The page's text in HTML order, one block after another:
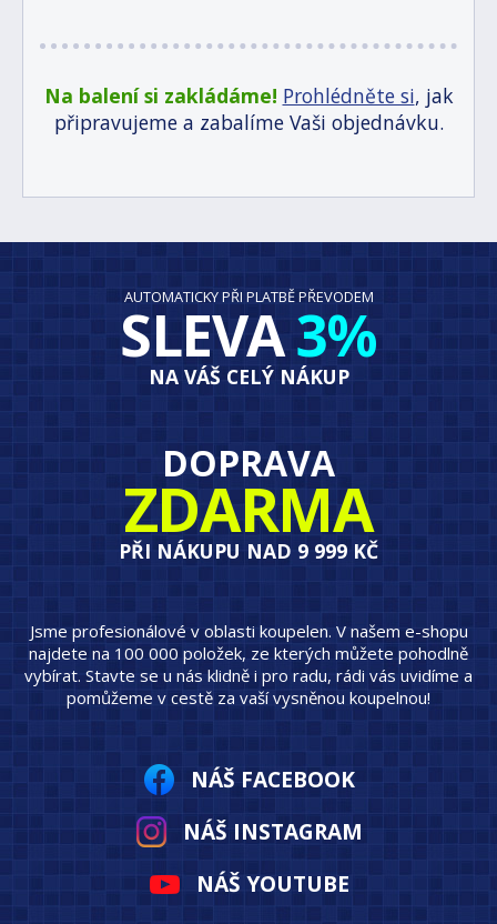
Na balení si zakládáme! Prohlédněte si, jak
připravujeme a zabalíme Vaši objednávku.
AUTOMATICKY PŘI PLATBĚ PŘEVODEM
SLEVA3%
NA VÁŠ CELÝ NÁKUP
DOPRAVA
ZDARMA
PŘI NÁKUPU NAD 9 999 KČ
Jsme profesionálové v oblasti koupelen. V našem e-shopu
najdete na 100 000 položek, ze kterých můžete pohodlně
vybírat. Stavte se u nás klidně i pro radu, rádi vás uvidíme a
pomůžeme v cestě za vaší vysněnou koupelnou!
NÁŠ FACEBOOK
NÁŠ INSTAGRAM
NÁŠ YOUTUBE